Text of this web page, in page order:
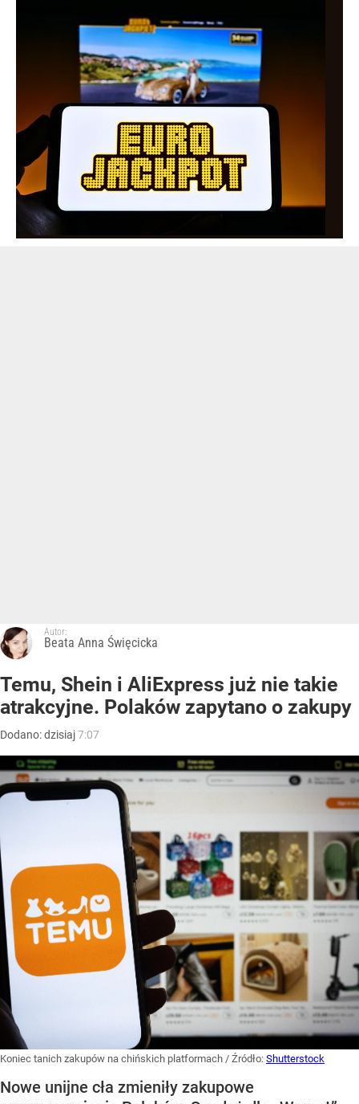
Autor:
Beata Anna Święcicka
Temu, Shein i AliExpress już nie takie
atrakcyjne. Polaków zapytano o zakupy
Dodano:dzisiaj7:07
Koniec tanich zakupów na chińskich platformach / Źródło: Shutterstock
Nowe unijne cła zmieniły zakupowe